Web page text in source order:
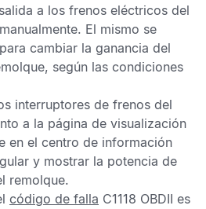
a los frenos eléctricos del
El mismo se
cambiar la ganancia del
según las condiciones
interruptores de frenos del
a la página de visualización
en el centro de información
y mostrar la potencia de
remolque.
código de falla C1118 OBDII es